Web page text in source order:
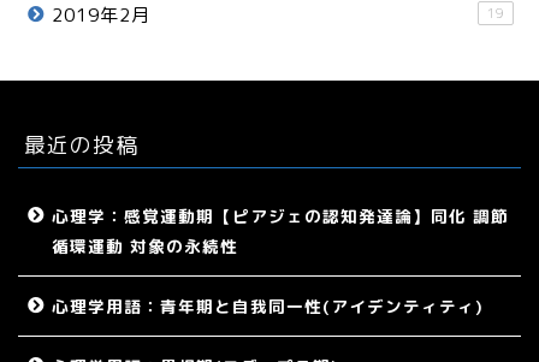
2019年2月 19
最近の投稿
心理学：感覚運動期【ピアジェの認知発達論】同化 調節
循環運動 対象の永続性
心理学用語：青年期と自我同一性(アイデンティティ)